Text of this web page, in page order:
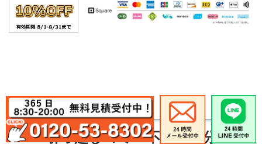
引っ越しゴミ・不用品処分